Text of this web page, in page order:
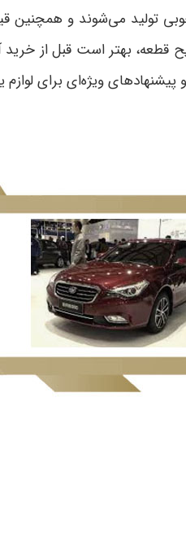
تولید می‌شوند و همچنین
قطعه، بهتر است قبل از
ویژه‌ای برای لوازم